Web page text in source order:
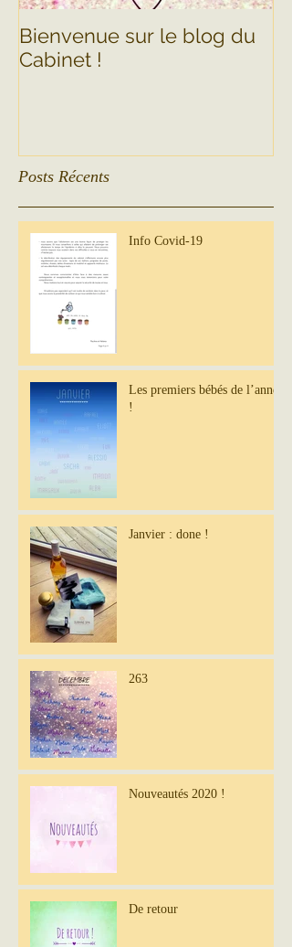
Bienvenue sur le blog du
Cabinet !
Posts Récents
Info Covid-19
Les premiers bébés de l’année
!
Janvier : done !
263
Nouveautés 2020 !
De retour